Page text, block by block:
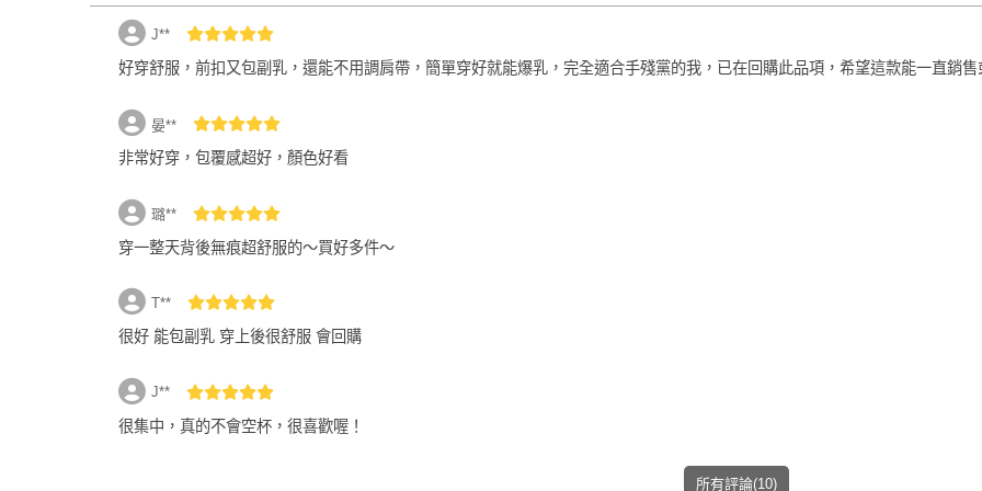
loading
J**
好穿舒服，前扣又包副乳，還能不用調肩帶，簡單穿好就能爆乳，完全適合手殘黨的我，已在回購此品項，希望這款能一直銷售
晏**
非常好穿，包覆感超好，顏色好看
璐**
穿一整天背後無痕超舒服的～買好多件～
T**
很好 能包副乳 穿上後很舒服 會回購
J**
很集中，真的不會空杯，很喜歡喔！
所有評論(10)